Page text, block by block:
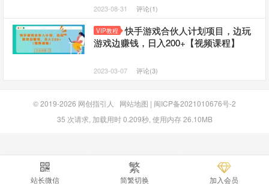
2023-08-31 评论(1)
VIP教程
快手游戏合伙人计划项目，边玩
游戏边赚钱，日入200+【视频课程】
2023-03-07 评论(3)
© 2019-2026 网创指引人 网站地图 | 闽ICP备2021010676号-2
35 次请求, 加载用时 0.209秒, 使用内存 26.10MB
站长微信
繁
简繁切换 加入会员